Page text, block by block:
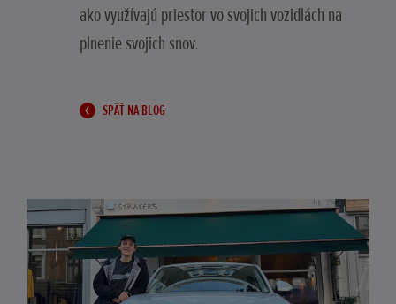
ako využívajú priestor vo svojich vozidlách na
plnenie svojich snov.
SPÄŤ NA BLOG